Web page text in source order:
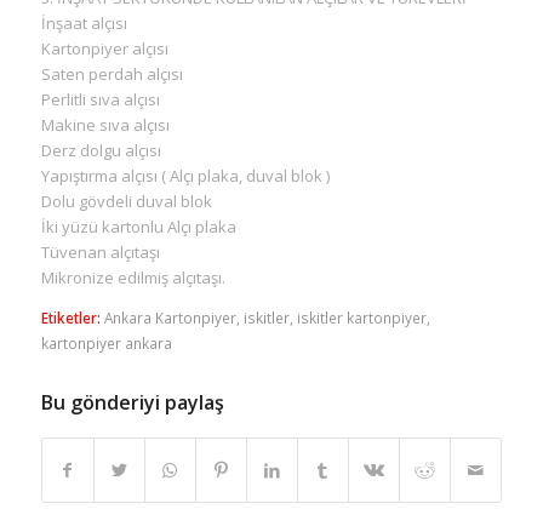
İnşaat alçısı
Kartonpiyer alçısı
Saten perdah alçısı
Perlitli sıva alçısı
Makine sıva alçısı
Derz dolgu alçısı
Yapıştırma alçısı ( Alçı plaka, duval blok )
Dolu gövdeli duval blok
İki yüzü kartonlu Alçı plaka
Tüvenan alçıtaşı
Mikronize edilmiş alçıtaşı.
Etiketler: Ankara Kartonpiyer, iskitler, iskitler kartonpiyer,
kartonpiyer ankara
Bu gönderiyi paylaş